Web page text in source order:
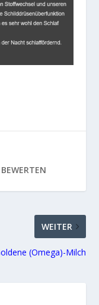
BEWERTEN
WEITER
(Omega)-Milch